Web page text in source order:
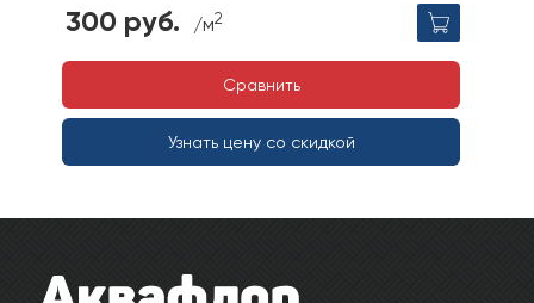
300 руб. /м2
Сравнить
Узнать цену со скидкой